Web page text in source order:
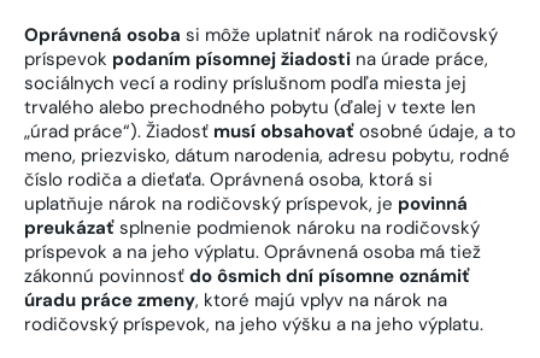
Oprávnená osoba si môže uplatniť nárok na rodičovský
príspevok podaním písomnej žiadosti na úrade práce,
sociálnych vecí a rodiny príslušnom podľa miesta jej
trvalého alebo prechodného pobytu (ďalej v texte len
„úrad práce“). Žiadosť musí obsahovať osobné údaje, a to
meno, priezvisko, dátum narodenia, adresu pobytu, rodné
číslo rodiča a dieťaťa. Oprávnená osoba, ktorá si
uplatňuje nárok na rodičovský príspevok, je povinná
preukázať splnenie podmienok nároku na rodičovský
príspevok a na jeho výplatu. Oprávnená osoba má tiež
zákonnú povinnosť do ôsmich dní písomne oznámiť
úradu práce zmeny, ktoré majú vplyv na nárok na
rodičovský príspevok, na jeho výšku a na jeho výplatu.